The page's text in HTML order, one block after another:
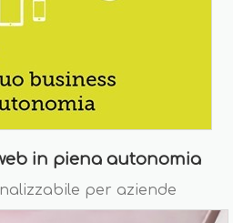
in piena autonomia
per aziende